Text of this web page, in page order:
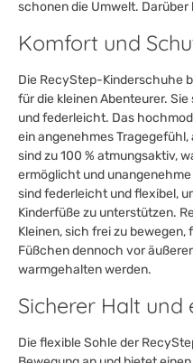
schonen die Umwelt.
Komfort und
Die RecyStep-Kinderschuhe
für die kleinen Abenteurer.
und federleicht. Das
ein angenehmes
sind zu 100 % atmungsaktiv,
ermöglicht und
sind federleicht und flexibel,
Kinderfüße zu unterstützen.
Kleinen, sich frei zu
Füßchen dennoch vor
warmgehalten werden.
Sicherer Halt und
Die flexible Sohle der